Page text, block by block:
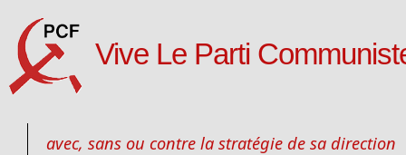
Vive Le Parti
avec, sans ou contre la stratégie de sa direction